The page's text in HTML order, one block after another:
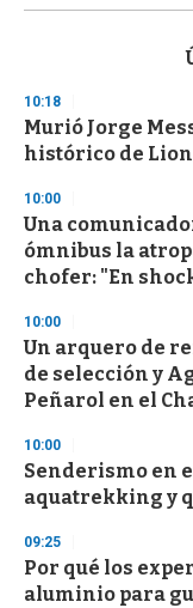
s
d
s
o
f
3
s
e
c
o
d
s
10:18
Murió Jorge
histórico de
10:00
Una
ómnibus la
chofer: "En
10:00
Un arquero de
de selección y
Peñarol en el
10:00
Senderismo en
aquatrekking y
09:25
Por qué los
aluminio para